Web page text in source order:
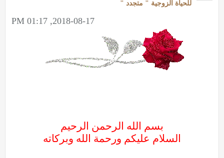
للحياة الزوجية " متجدد "
2018-08-17, 01:17 PM
بسم الله الرحمن الرحيم
السلام عليكم ورحمة الله وبركاته